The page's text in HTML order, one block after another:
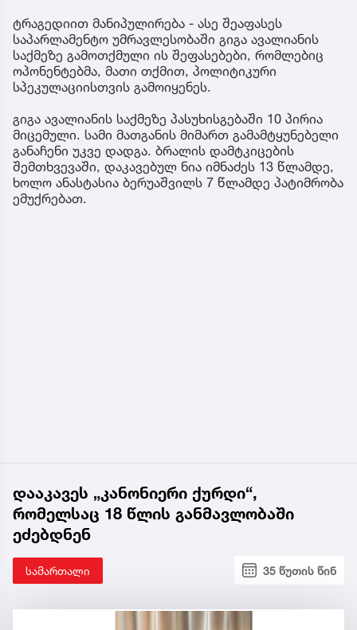
ტრაგედიით მანიპულირება - ასე შეაფასეს
საპარლამენტო უმრავლესობაში გიგა ავალიანის
საქმეზე გამოთქმული ის შეფასებები, რომლებიც
ოპონენტებმა, მათი თქმით, პოლიტიკური
სპეკულაციისთვის გამოიყენეს.
გიგა ავალიანის საქმეზე პასუხისგებაში 10 პირია
მიცემული. სამი მათგანის მიმართ გამამტყუნებელი
განაჩენი უკვე დადგა. ბრალის დამტკიცების
შემთხვევაში, დაკავებულ ნია იმნაძეს 13 წლამდე,
ხოლო ანასტასია ბერუაშვილს 7 წლამდე პატიმრობა
ემუქრებათ.
დააკავეს „კანონიერი ქურდი“,
რომელსაც 18 წლის განმავლობაში
ეძებდნენ
სამართალი 35 წუთის წინ